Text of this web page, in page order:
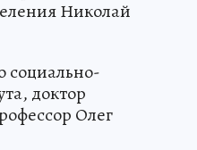
Николай
социально-
доктор
Олег